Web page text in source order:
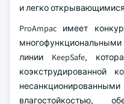
и легко
ProAmpac имеет
линии KeepSafe,
коэкструдированной
влагостойкостью,